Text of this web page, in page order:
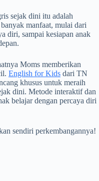
sejak dini itu adalah
manfaat, mulai dari
diri, sampai kesiapan anak
Moms memberikan
English for Kids dari TN
khusus untuk meraih
dini. Metode interaktif dan
belajar dengan percaya diri
sendiri perkembangannya!